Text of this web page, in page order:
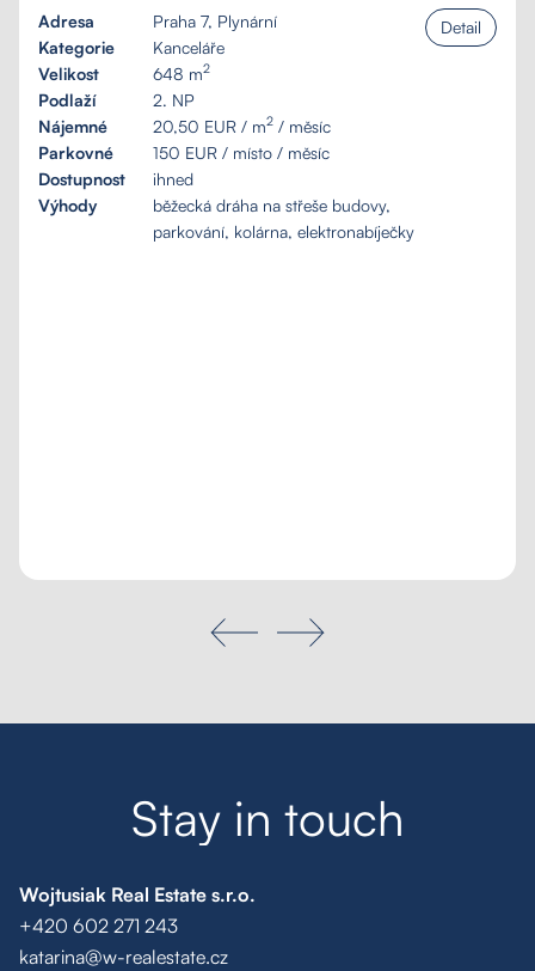
Adresa
Praha 7, Plynární
Kategorie
Kanceláře
Velikost
648 m2
Podlaží
2. NP
Nájemné
20,50 EUR / m2 / měsíc
Parkovné
150 EUR / místo / měsíc
Dostupnost
ihned
Výhody
běžecká dráha na střeše budovy,
parkování, kolárna, elektronabíječky
Detail
Stay in touch
Wojtusiak Real Estate s.r.o.
+420 602 271 243
katarina@w-realestate.cz